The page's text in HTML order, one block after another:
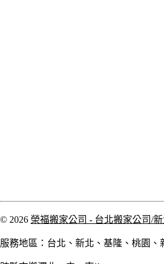
© 2026 榮福搬家公司 - 台北搬家公司/
服務地區：台北、新北、基隆、桃園、